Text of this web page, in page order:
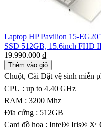
Laptop HP Pavilion 15-
SSD 512GB, 15.6inch FHD
19.990.000 ₫
Thêm vào giỏ
Chuột, Cài Đặt vệ sinh miễn
CPU : up to 4.40 GHz
RAM : 3200 Mhz
Đĩa cứng : 512GB
Card đồ họa : Intel® Iris® Xᵉ